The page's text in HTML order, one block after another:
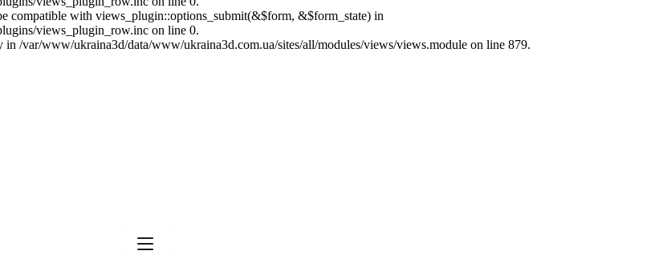
compatible with views_plugin::options_submit(&$form, &$form_state) in
views_plugin_row.inc on line 0.
/var/www/ukraina3d/data/www/ukraina3d.com.ua/sites/all/modules/views/views.module on line 879.